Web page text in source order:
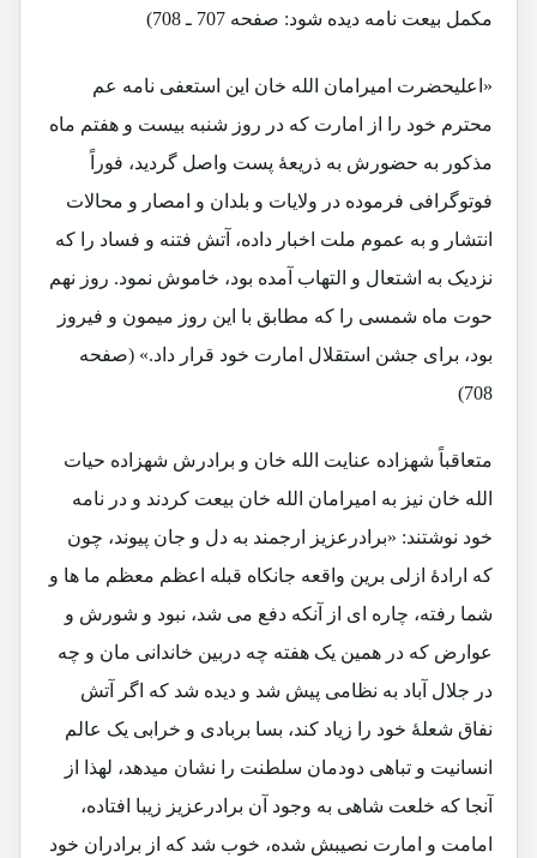
مکمل بیعت نامه دیده شود: صفحه 707 ـ 708)
«اعلیحضرت امیرامان الله خان این استعفی نامه عم
محترم خود را از امارت که در روز شنبه بیست و هفتم ماه
مذکور به حضورش به ذریعۀ پست واصل گردید، فوراً
فوتوگرافی فرموده در ولایات و بلدان و امصار و محالات
انتشار و به عموم ملت اخبار داده، آتش فتنه و فساد را که
نزدیک به اشتعال و التهاب آمده بود، خاموش نمود. روز نهم
حوت ماه شمسی را که مطابق با این روز میمون و فیروز
بود، برای جشن استقلال امارت خود قرار داد.» (صفحه
708)
متعاقباً شهزاده عنایت الله خان و برادرش شهزاده حیات
الله خان نیز به امیرامان الله خان بیعت کردند و در نامه
خود نوشتند: «برادرعزیز ارجمند به دل و جان پیوند، چون
که ارادۀ ازلی برین واقعه جانکاه قبله اعظم معظم ما ها و
شما رفته، چاره ای از آنکه دفع می شد، نبود و شورش و
عوارض که در همین یک هفته چه دربین خاندانی مان و چه
در جلال آباد به نظامی پیش شد و دیده شد که اگر آتش
نفاق شعلۀ خود را زیاد کند، بسا بربادی و خرابی یک عالم
انسانیت و تباهی دودمان سلطنت را نشان میدهد، لهذا از
آنجا که خلعت شاهی به وجود آن برادرعزیز زیبا افتاده،
امامت و امارت نصیبش شده، خوب شد که از برادران خود